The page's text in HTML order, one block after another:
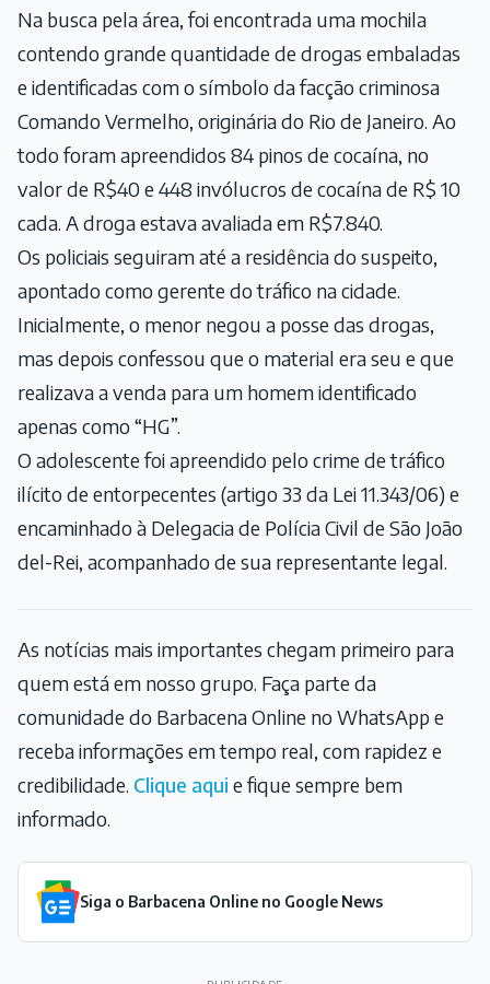
Na busca pela área, foi encontrada uma mochila
contendo grande quantidade de drogas embaladas
e identificadas com o símbolo da facção criminosa
Comando Vermelho, originária do Rio de Janeiro. Ao
todo foram apreendidos 84 pinos de cocaína, no
valor de R$40 e 448 invólucros de cocaína de R$ 10
cada. A droga estava avaliada em R$7.840.
Os policiais seguiram até a residência do suspeito,
apontado como gerente do tráfico na cidade.
Inicialmente, o menor negou a posse das drogas,
mas depois confessou que o material era seu e que
realizava a venda para um homem identificado
apenas como “HG”.
O adolescente foi apreendido pelo crime de tráfico
ilícito de entorpecentes (artigo 33 da Lei 11.343/06) e
encaminhado à Delegacia de Polícia Civil de São João
del-Rei, acompanhado de sua representante legal.
As notícias mais importantes chegam primeiro para
quem está em nosso grupo. Faça parte da
comunidade do Barbacena Online no WhatsApp e
receba informações em tempo real, com rapidez e
credibilidade. Clique aqui e fique sempre bem
informado.
Siga o Barbacena Online no Google News